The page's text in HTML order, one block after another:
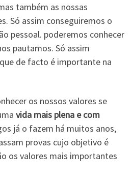
também as nossas
Só assim conseguiremos o
pessoal. poderemos conhecer
pautamos. Só assim
de facto é importante na
os nossos valores se
vida mais plena e com
já o fazem há muitos anos,
provas cujo objetivo é
os valores mais importantes